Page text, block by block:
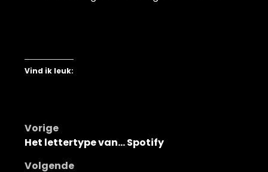
Vind ik leuk:
Bericht
navigatie
Vorige
Het lettertype van… Spotify
Volgende